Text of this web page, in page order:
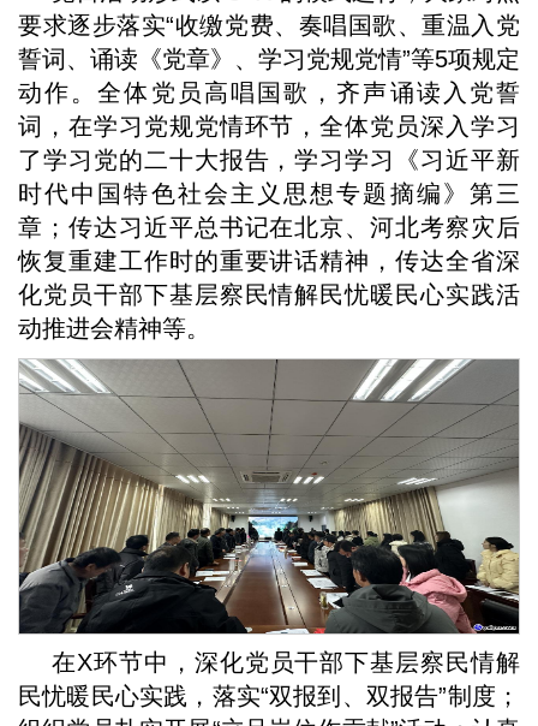
要求逐步落实“收缴党费、奏唱国歌、重温入党
誓词、诵读《党章》、学习党规党情”等5项规定
动作。全体党员高唱国歌，齐声诵读入党誓
词，在学习党规党情环节，全体党员深入学习
了学习党的二十大报告，学习学习《习近平新
时代中国特色社会主义思想专题摘编》第三
章；传达习近平总书记在北京、河北考察灾后
恢复重建工作时的重要讲话精神，传达全省深
化党员干部下基层察民情解民忧暖民心实践活
动推进会精神等。
在X环节中，深化党员干部下基层察民情解
民忧暖民心实践，落实“双报到、双报告”制度；